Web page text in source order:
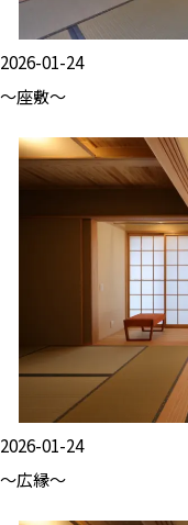
2026-01-24
～座敷～
2026-01-24
～広縁～